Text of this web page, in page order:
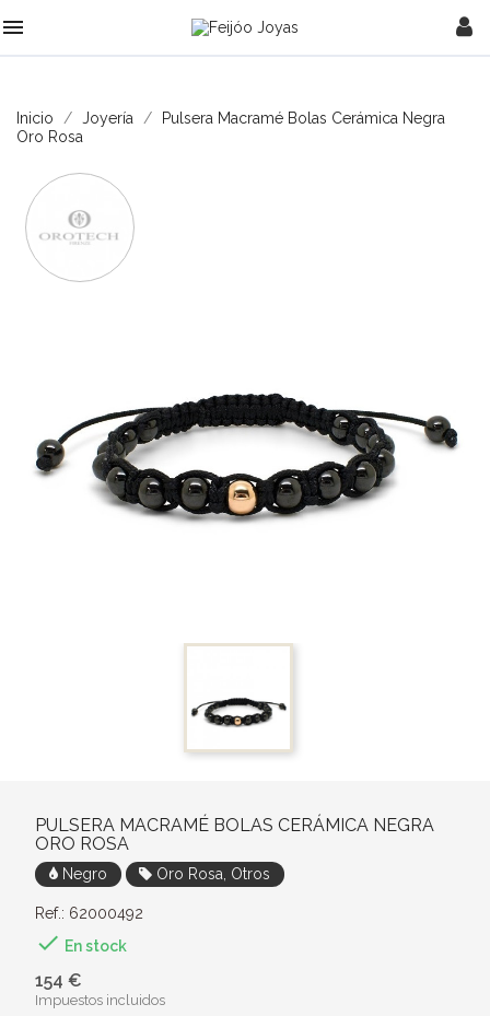

Inicio Joyería
Pulsera Macramé Bolas Cerámica Negra
Oro Rosa
PULSERA MACRAMÉ BOLAS CERÁMICA NEGRA
ORO ROSA
Negro Oro Rosa, Otros
Ref.: 62000492
 En stock
154 €
Impuestos incluidos